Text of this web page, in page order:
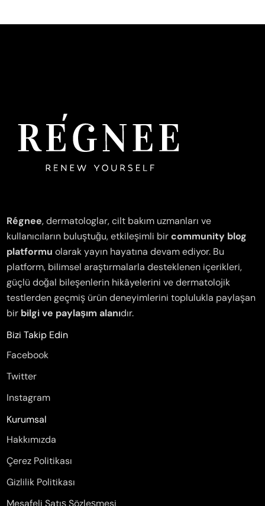
Régnee, dermatologlar, cilt bakım uzmanları ve
kullanıcıların buluştuğu, etkileşimli bircommunity blog
platformu olarak yayın hayatına devam ediyor. Bu
platform, bilimsel araştırmalarla desteklenen içerikleri,
güçlü doğal bileşenlerin hikâyelerini ve dermatolojik
testlerden geçmiş ürün deneyimlerini toplulukla paylaşan
bir bilgi ve paylaşım alanıdır.
Bizi Takip Edin
Facebook
Twitter
Instagram
Kurumsal
Hakkımızda
Çerez Politikası
Gizlilik Politikası